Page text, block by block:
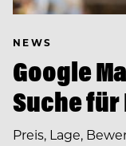
NEWS
Google
Suche
Preis, Lage,